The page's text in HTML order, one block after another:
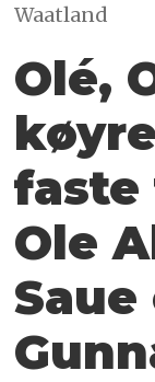
Waatland
Olé,
Ole
Saue